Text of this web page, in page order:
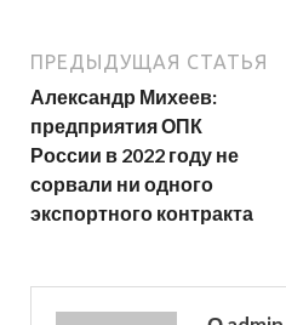
ПРЕДЫДУЩАЯ СТАТЬЯ
Александр Михеев:
предприятия ОПК
России в 2022 году не
сорвали ни одного
экспортного контракта